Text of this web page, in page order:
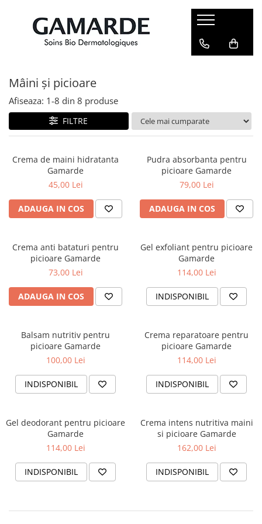
Gamele noastre
Hidratare activă
Nutriție intensă
Press Age Antirid
Calmare
Dermo solide
Cica Repair
Pete pigmentare white effect
Ten gras sebo control
Cearcăne eye perfecting
Slăbire Effislim
Păr și scalp
Igienă dentară
Secretul frumuseții
Îngrijire bărbați
Față
Ochi și buze
BB Cream și corectoare
Ten sensibil - iritat - alergic
Ten normal deshidratat
Ten uscat și descuamat
Ten matur cu riduri
Ten mixt și gras
Ten hiperpigmentat
Corp
Slăbire și tonifiere
Igiena intimă
Scalp și păr
Mâini și picioare
Deodorante
Loțiuni de corp
Bebeluși și copii
Curățare corp
Îngrijire față
Îngrijire corp
Bărbați
Curățare față
Mâini și picioare
Afiseaza: 1-8 din 8 produse
FILTRE
Crema de maini hidratanta
Gamarde
45,00 Lei
ADAUGA IN COS
Pudra absorbanta pentru
picioare Gamarde
79,00 Lei
ADAUGA IN COS
Crema anti bataturi pentru
picioare Gamarde
73,00 Lei
ADAUGA IN COS
Gel exfoliant pentru picioare
Gamarde
114,00 Lei
INDISPONIBIL
Balsam nutritiv pentru
picioare Gamarde
100,00 Lei
INDISPONIBIL
Crema reparatoare pentru
picioare Gamarde
114,00 Lei
INDISPONIBIL
Gel deodorant pentru picioare
Gamarde
114,00 Lei
INDISPONIBIL
Crema intens nutritiva maini
si picioare Gamarde
162,00 Lei
INDISPONIBIL